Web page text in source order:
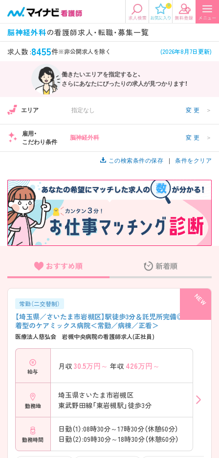
0
脳神経外科の看護師求人・転職・募集一覧
求人数 :8455件※非公開求人を除く (2026年8月7日更新)
エリアから探す
エリアから探す 駅・路線から探す
北陸・信越
東海
北海道・東北
九州・沖縄
希望の求人条件を選択
条件項目の選択に戻る
看護師、准看護師など
勤務形態
施設形態
病院、クリニック・診療所など 病棟、外来など
診察科目 1
未経験歓迎、
土日祝休みなど
年収
年収500万円以上など
雇用形態
正社員、契約社員など
フリーワード検索
働きたいエリアを指定すると、
さらにあなたにぴったりの求人が見つかります！
エリア 指定なし 変更 ＞
雇用・
こだわり条件
脳神経外科 変更 ＞
この検索条件の保存 条件をクリア
おすすめ順 新着順
常勤（二交替制）
【埼玉県／さいたま市岩槻区】駅徒歩3分＆託児所完備◎地域密
着型のケアミックス病院＜常勤／病棟／正看＞
医療法人慈弘会 岩槻中央病院の看護師求人(正社員)
給与
月収 30.5万円～ 年収 426万円～
勤務地
埼玉県さいたま市岩槻区
東武野田線「東岩槻駅」徒歩3分
勤務時間
日勤（1）:08時30分～17時30分（休憩60分）
日勤（2）:09時30分～18時30分（休憩60分）